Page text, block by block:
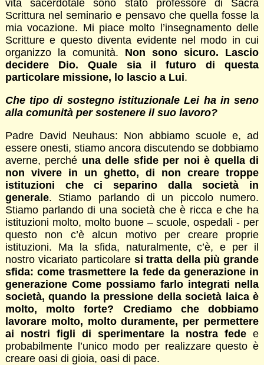
vita sacerdotale sono stato professore di Sacra
Scrittura nel seminario e pensavo che quella fosse la
mia vocazione. Mi piace molto l’insegnamento delle
Scritture e questo diventa evidente nel modo in cui
organizzo la comunità. Non sono sicuro. Lascio
decidere Dio. Quale sia il futuro di questa
particolare missione, lo lascio a Lui.
Che tipo di sostegno istituzionale Lei ha in seno
alla comunità per sostenere il suo lavoro?
Padre David Neuhaus: Non abbiamo scuole e, ad
essere onesti, stiamo ancora discutendo se dobbiamo
averne, perché una delle sfide per noi è quella di
non vivere in un ghetto, di non creare troppe
istituzioni che ci separino dalla società in
generale. Stiamo parlando di un piccolo numero.
Stiamo parlando di una società che è ricca e che ha
istituzioni molto, molto buone – scuole, ospedali - per
questo non c’è alcun motivo per creare proprie
istituzioni. Ma la sfida, naturalmente, c’è, e per il
nostro vicariato particolare si tratta della più grande
sfida: come trasmettere la fede da generazione in
generazione Come possiamo farlo integrati nella
società, quando la pressione della società laica è
molto, molto forte? Crediamo che dobbiamo
lavorare molto, molto duramente, per permettere
ai nostri figli di sperimentare la nostra fede e
probabilmente l’unico modo per realizzare questo è
creare oasi di gioia, oasi di pace.